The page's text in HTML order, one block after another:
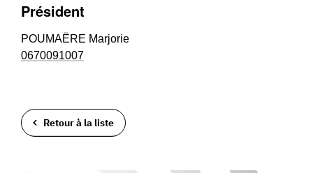
Président
POUMAËRE Marjorie
0670091007
Retour à la liste